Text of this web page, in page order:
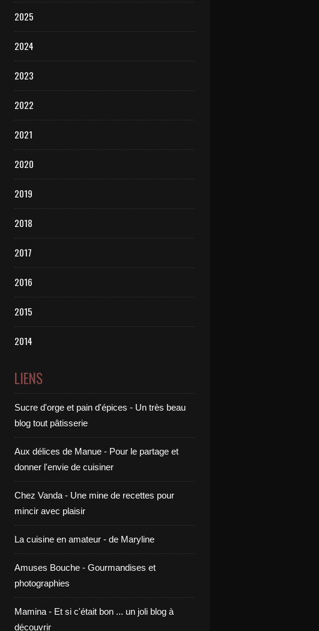
2025
2024
2023
2022
2021
2020
2019
2018
2017
2016
2015
2014
LIENS
Sucre d'orge et pain d'épices - Un très beau
blog tout pâtisserie
Aux délices de Manue - Pour le partage et
donner l'envie de cuisiner
Chez Vanda - Une mine de recettes pour
mincir avec plaisir
La cuisine en amateur - de Maryline
Amuses Bouche - Gourmandises et
photographies
Mamina - Et si c'était bon ... un joli blog à
découvrir